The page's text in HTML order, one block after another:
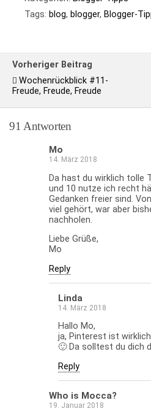
Tags: blog, blogger, Blogger-
Vorheriger Beitrag
Wochenrückblick #11-
Freude, Freude, Freude
91 Antworten
Mo
14. März 2018
Da hast du wirklich tolle
und 10 nutze ich recht
Gedanken freier sind.
viel gehört, war aber
nachholen.
Liebe Grüße,
Mo
Reply
Linda
14. März 2018
Hallo Mo,
ja, Pinterest ist
🙂 Da solltest du dich
Reply
Who is Mocca?
19. Januar 2018